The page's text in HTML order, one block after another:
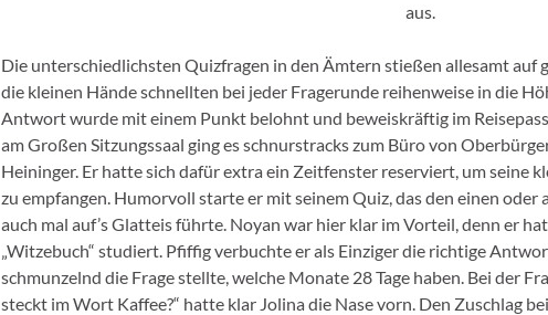
aus.
Die unterschiedlichsten Quizfragen in den Ämtern stießen allesamt auf
die kleinen Hände schnellten bei jeder Fragerunde reihenweise in die
Antwort wurde mit einem Punkt belohnt und beweiskräftig im
am Großen Sitzungssaal ging es schnurstracks zum Büro von
Heininger. Er hatte sich dafür extra ein Zeitfenster reserviert, um seine
zu empfangen. Humorvoll starte er mit seinem Quiz, das den einen oder
auch mal auf’s Glatteis führte. Noyan war hier klar im Vorteil, denn er
„Witzebuch“ studiert. Pfiffig verbuchte er als Einziger die richtige
schmunzelnd die Frage stellte, welche Monate 28 Tage haben. Bei der
steckt im Wort Kaffee?“ hatte klar Jolina die Nase vorn. Den Zuschlag